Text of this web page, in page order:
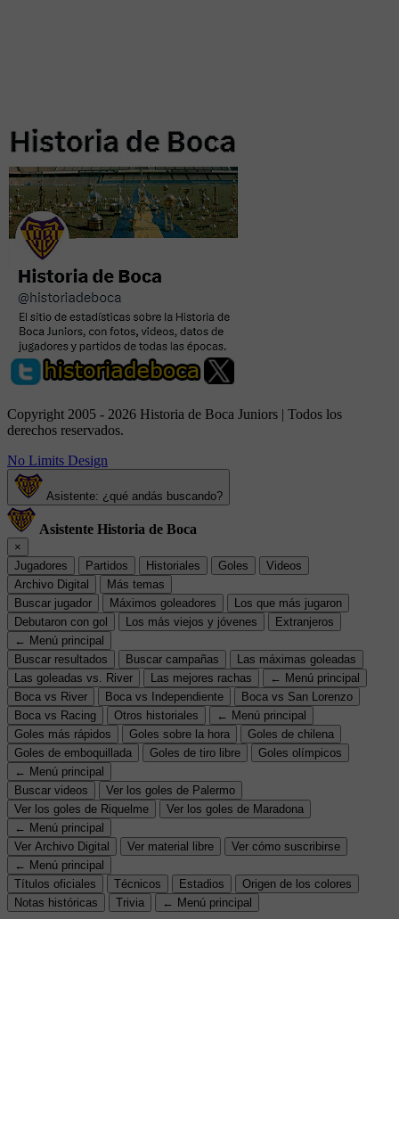
Copyright 2005 - 2026 Historia de Boca Juniors | Todos los
derechos reservados.
No Limits Design
Asistente: ¿qué andás buscando?
Asistente Historia de Boca
×
Jugadores
Partidos Historiales Goles
Videos
Archivo Digital
Más temas
Buscar jugador
Máximos goleadores
Los que más jugaron
Debutaron con gol
Los más viejos y jóvenes
Extranjeros
← Menú principal
Buscar resultados
Buscar campañas
Las máximas goleadas
Las goleadas vs. River
Las mejores rachas
← Menú principal
Boca vs River
Boca vs Independiente
Boca vs San Lorenzo
Boca vs Racing
Otros historiales
← Menú principal
Goles más rápidos
Goles sobre la hora
Goles de chilena
Goles de emboquillada
Goles de tiro libre
Goles olímpicos
← Menú principal
Buscar videos
Ver los goles de Palermo
Ver los goles de Riquelme
Ver los goles de Maradona
← Menú principal
Ver Archivo Digital
Ver material libre
Ver cómo suscribirse
← Menú principal
Títulos oficiales
Técnicos Estadios
Origen de los colores
Notas históricas
Trivia ← Menú principal